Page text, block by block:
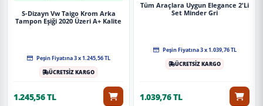
S-Dizayn Vw Taigo Krom Arka
Tampon Eşiği 2020 Üzeri A+ Kalite
Peşin Fiyatına 3 x 1.245,56 TL
ÜCRETSİZ KARGO
1.245,56 TL
Tüm Araçlara Uygun Elegance 2'Li
Set Minder Gri
Peşin Fiyatına 3 x 1.039,76 TL
ÜCRETSİZ KARGO
1.039,76 TL